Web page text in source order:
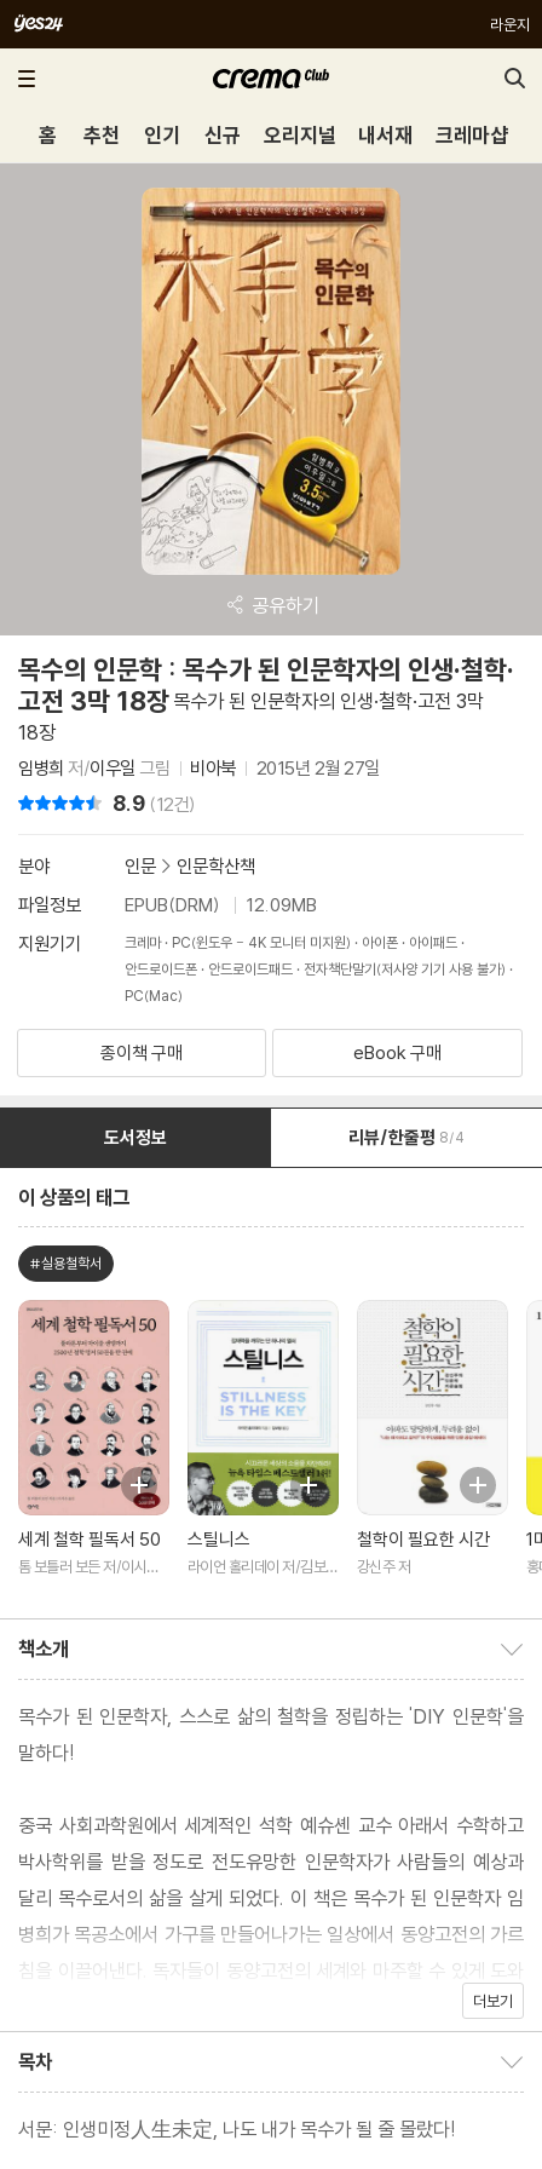
라운지
홈 추천 인기 신규 오리지널 내서재 크레마샵
공유하기
목수의 인문학 : 목수가 된 인문학자의 인생·철학·
고전 3막 18장 목수가 된 인문학자의 인생·철학·고전 3막
18장
임병희 저/이우일 그림 비아북 2015년 2월 27일
8.9 (12건)
분야 인문 > 인문학산책
파일정보
EPUB(DRM)
12.09MB
지원기기
크레마 PC(윈도우 - 4K 모니터 미지원) 아이폰
아이패드
안드로이드폰
안드로이드패드
전자책단말기(저사양 기기 사용 불가)
PC(Mac)
종이책 구매 eBook 구매
도서정보 리뷰/한줄평 8/4
이 상품의 태그
#실용철학서
세계 철학 필독서 50
톰 보틀러 보든 저/이시은
스틸니스
라이언 홀리데이 저/김보람
철학이 필요한 시간
강신주 저
1
책소개
목수가 된 인문학자, 스스로 삶의 철학을 정립하는 'DIY 인문학'을
말하다!
중국 사회과학원에서 세계적인 석학 예슈셴 교수 아래서 수학하고
박사학위를 받을 정도로 전도유망한 인문학자가 사람들의 예상과
달리 목수로서의 삶을 살게 되었다. 이 책은 목수가 된 인문학자 임
병희가 목공소에서 가구를 만들어나가는 일상에서 동양고전의 가르
침을 이끌어낸다. 독자들이 동양고전의 세계와 마주할 수 있게 도와
주는 인문학 입문서이며 거기에 인기 만화가인 이우일의 일러스트
더보기
목차
서문: 인생미정人生未定, 나도 내가 목수가 될 줄 몰랐다!